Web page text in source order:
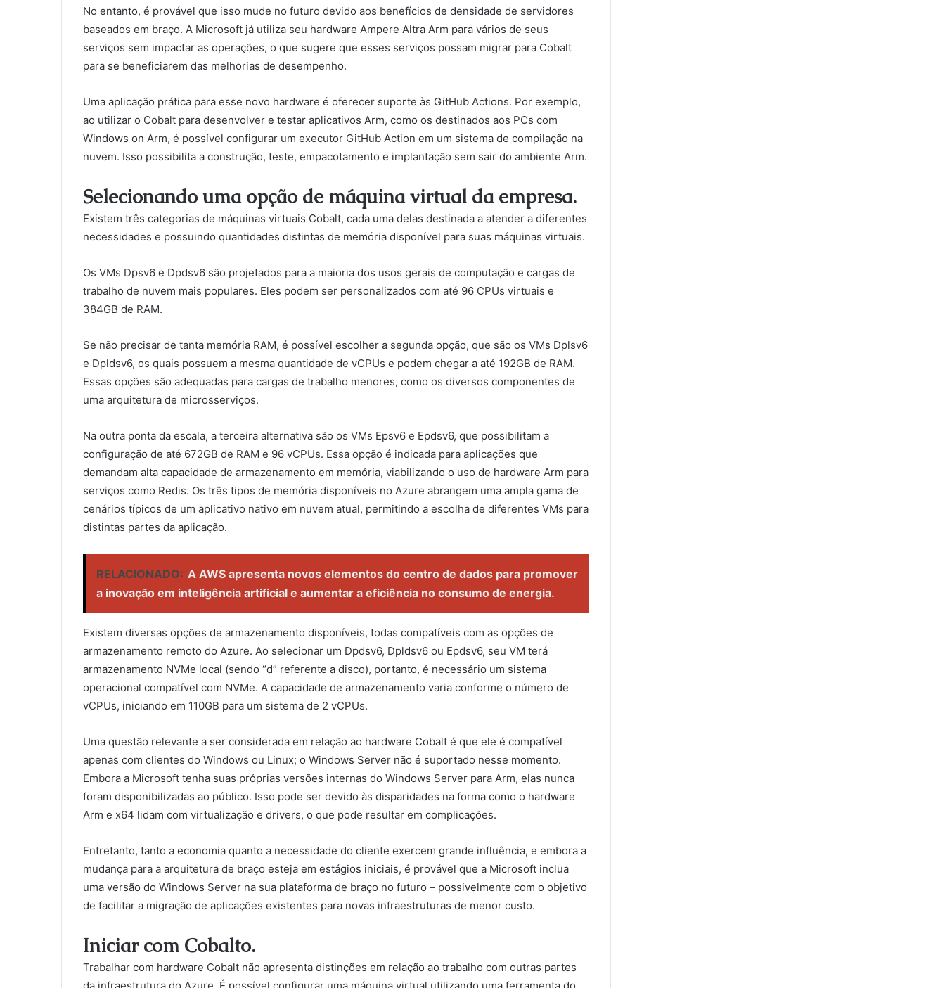
No entanto, é provável que isso mude no futuro devido aos benefícios de densidade de servidores
baseados em braço. A Microsoft já utiliza seu hardware Ampere Altra Arm para vários de seus
serviços sem impactar as operações, o que sugere que esses serviços possam migrar para Cobalt
para se beneficiarem das melhorias de desempenho.
Uma aplicação prática para esse novo hardware é oferecer suporte às GitHub Actions. Por exemplo,
ao utilizar o Cobalt para desenvolver e testar aplicativos Arm, como os destinados aos PCs com
Windows on Arm, é possível configurar um executor GitHub Action em um sistema de compilação na
nuvem. Isso possibilita a construção, teste, empacotamento e implantação sem sair do ambiente Arm.
Selecionando uma opção de máquina virtual da empresa.
Existem três categorias de máquinas virtuais Cobalt, cada uma delas destinada a atender a diferentes
necessidades e possuindo quantidades distintas de memória disponível para suas máquinas virtuais.
Os VMs Dpsv6 e Dpdsv6 são projetados para a maioria dos usos gerais de computação e cargas de
trabalho de nuvem mais populares. Eles podem ser personalizados com até 96 CPUs virtuais e
384GB de RAM.
Se não precisar de tanta memória RAM, é possível escolher a segunda opção, que são os VMs Dplsv6
e Dpldsv6, os quais possuem a mesma quantidade de vCPUs e podem chegar a até 192GB de RAM.
Essas opções são adequadas para cargas de trabalho menores, como os diversos componentes de
uma arquitetura de microsserviços.
Na outra ponta da escala, a terceira alternativa são os VMs Epsv6 e Epdsv6, que possibilitam a
configuração de até 672GB de RAM e 96 vCPUs. Essa opção é indicada para aplicações que
demandam alta capacidade de armazenamento em memória, viabilizando o uso de hardware Arm para
serviços como Redis. Os três tipos de memória disponíveis no Azure abrangem uma ampla gama de
cenários típicos de um aplicativo nativo em nuvem atual, permitindo a escolha de diferentes VMs para
distintas partes da aplicação.
RELACIONADO: A AWS apresenta novos elementos do centro de dados para promover
a inovação em inteligência artificial e aumentar a eficiência no consumo de energia.
Existem diversas opções de armazenamento disponíveis, todas compatíveis com as opções de
armazenamento remoto do Azure. Ao selecionar um Dpdsv6, Dpldsv6 ou Epdsv6, seu VM terá
armazenamento NVMe local (sendo “d” referente a disco), portanto, é necessário um sistema
operacional compatível com NVMe. A capacidade de armazenamento varia conforme o número de
vCPUs, iniciando em 110GB para um sistema de 2 vCPUs.
Uma questão relevante a ser considerada em relação ao hardware Cobalt é que ele é compatível
apenas com clientes do Windows ou Linux; o Windows Server não é suportado nesse momento.
Embora a Microsoft tenha suas próprias versões internas do Windows Server para Arm, elas nunca
foram disponibilizadas ao público. Isso pode ser devido às disparidades na forma como o hardware
Arm e x64 lidam com virtualização e drivers, o que pode resultar em complicações.
Entretanto, tanto a economia quanto a necessidade do cliente exercem grande influência, e embora a
mudança para a arquitetura de braço esteja em estágios iniciais, é provável que a Microsoft inclua
uma versão do Windows Server na sua plataforma de braço no futuro – possivelmente com o objetivo
de facilitar a migração de aplicações existentes para novas infraestruturas de menor custo.
Iniciar com Cobalto.
Trabalhar com hardware Cobalt não apresenta distinções em relação ao trabalho com outras partes